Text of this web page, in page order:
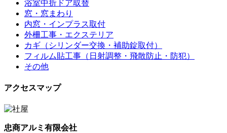
浴室中折ドア取替
窓・窓まわり
内窓・インプラス取付
外柵工事・エクステリア
カギ（シリンダー交換・補助錠取付）
フィルム貼工事（日射調整・飛散防止・防犯）
その他
アクセスマップ
忠商アルミ有限会社